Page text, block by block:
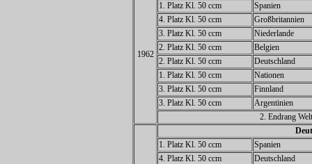
1962
1. Platz Kl. 50 ccm
Spanien
4. Platz Kl. 50 ccm
Großbritannien
3. Platz Kl. 50 ccm
Niederlande
2. Platz Kl. 50 ccm
Belgien
2. Platz Kl. 50 ccm
Deutschland
1. Platz Kl. 50 ccm
Nationen
3. Platz Kl. 50 ccm
Finnland
3. Platz Kl. 50 ccm
Argentinien
2. Endrang
1. Platz Kl. 50 ccm
Spanien
4. Platz Kl. 50 ccm
Deutschland